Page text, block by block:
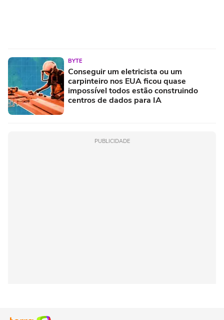
BYTE
Conseguir um eletricista ou um
carpinteiro nos EUA ficou quase
impossível todos estão construindo
centros de dados para IA
PUBLICIDADE